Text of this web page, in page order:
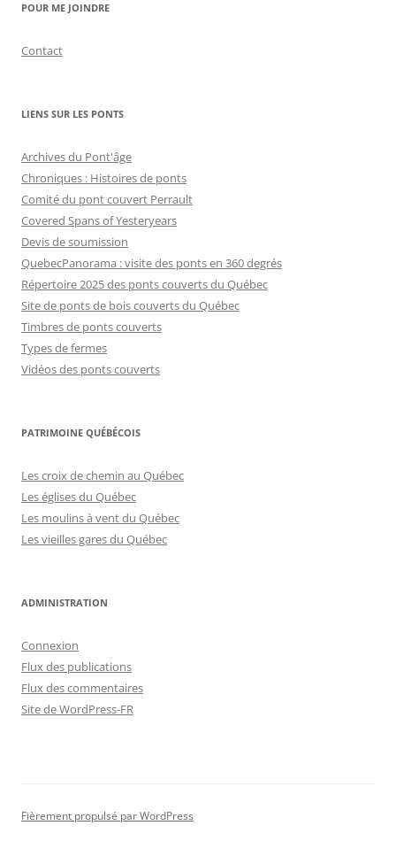
POUR ME JOINDRE
Contact
LIENS SUR LES PONTS
Archives du Pont'âge
Chroniques : Histoires de ponts
Comité du pont couvert Perrault
Covered Spans of Yesteryears
Devis de soumission
QuebecPanorama : visite des ponts en 360 degrés
Répertoire 2025 des ponts couverts du Québec
Site de ponts de bois couverts du Québec
Timbres de ponts couverts
Types de fermes
Vidéos des ponts couverts
PATRIMOINE QUÉBÉCOIS
Les croix de chemin au Québec
Les églises du Québec
Les moulins à vent du Québec
Les vieilles gares du Québec
ADMINISTRATION
Connexion
Flux des publications
Flux des commentaires
Site de WordPress-FR
Fièrement propulsé par WordPress